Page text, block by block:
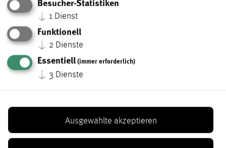
24. Oktober 2026
Lindental
24. Oktober 2026
Besucher-Statistiken
↓ 1 Dienst
Funktionell
↓ 2 Dienste
Essentiell(immer erforderlich)
↓ 3 Dienste
Ausgewählte akzeptieren